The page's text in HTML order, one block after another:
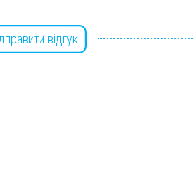
відгук